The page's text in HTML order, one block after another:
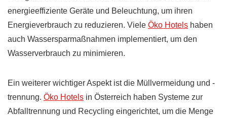
energieeffiziente Geräte und Beleuchtung, um ihren
Energieverbrauch zu reduzieren. Viele Öko Hotels haben
auch Wassersparmaßnahmen implementiert, um den
Wasserverbrauch zu minimieren.
Ein weiterer wichtiger Aspekt ist die Müllvermeidung und -
trennung. Öko Hotels in Österreich haben Systeme zur
Abfalltrennung und Recycling eingerichtet, um die Menge